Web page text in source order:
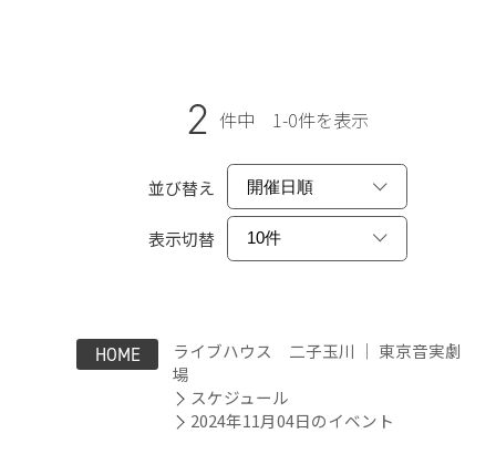
2 件中 1-0件を表示
並び替え
表示切替
HOME
ライブハウス 二子玉川 ｜ 東京音実劇
場
スケジュール
2024年11月04日のイベント